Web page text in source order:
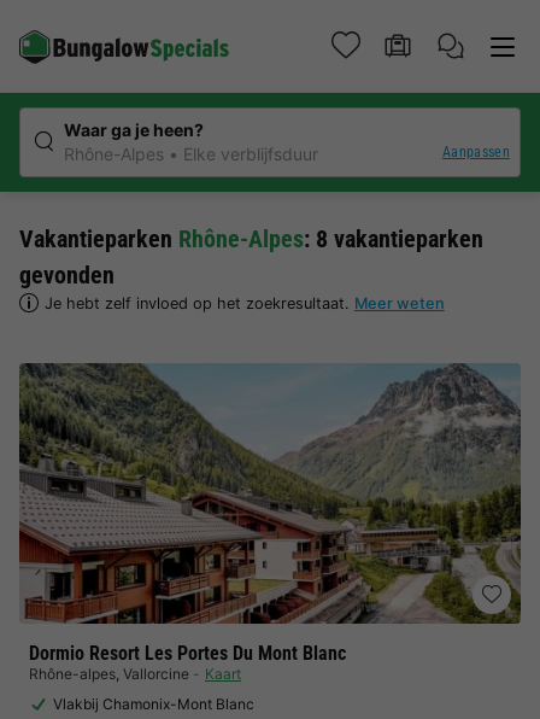
Waar ga je heen?
Rhône-Alpes
Elke verblijfsduur Aanpassen
Vakantieparken Rhône-Alpes: 8 vakantieparken
gevonden
Je hebt zelf invloed op het zoekresultaat. Meer weten
Dormio Resort Les Portes Du Mont Blanc
Rhône-alpes, Vallorcine
Kaart
Vlakbij Chamonix-Mont Blanc